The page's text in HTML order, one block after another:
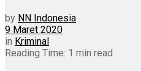
by NN Indonesia
9 Maret 2020
in Kriminal
Reading Time: 1 min read